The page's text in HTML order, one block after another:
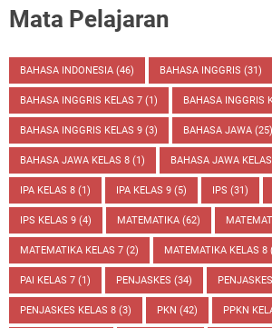
Mata Pelajaran
BAHASA INDONESIA (46) BAHASA INGGRIS (31)
BAHASA INGGRIS KELAS 7 (1) BAHASA INGGRIS
BAHASA INGGRIS KELAS 9 (3) BAHASA JAWA (25)
BAHASA JAWA KELAS 8 (1) BAHASA JAWA
IPA KELAS 8 (1) IPA KELAS 9 (5) IPS (31)
IPS KELAS 9 (4) MATEMATIKA (62)
MATEMATIKA KELAS 7 (2) MATEMATIKA KELAS 8
PAI KELAS 7 (1) PENJASKES (34)
PENJASKES KELAS 8 (3) PKN (42) PPKN